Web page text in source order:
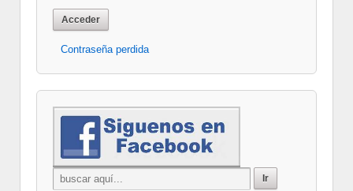
Contraseña perdida